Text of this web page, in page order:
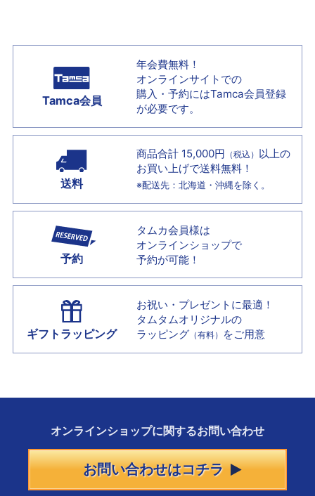
Tamca会員
年会費無料！
オンラインサイトでの
購入・予約にはTamca会員登録
が必要です。
送料
商品合計 15,000円 （税込） 以上の
お買い上げで送料無料！
※配送先：北海道・沖縄を除く。
予約
タムカ会員様は
オンラインショップで
予約が可能！
ギフトラッピング
お祝い・プレゼントに最適！
タムタムオリジナルの
ラッピング （有料） をご用意
オンラインショップに関するお問い合わせ
お問い合わせはコチラ